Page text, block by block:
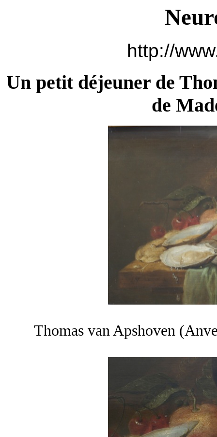
http://
Un petit déjeuner de
de
Thomas van Apshoven